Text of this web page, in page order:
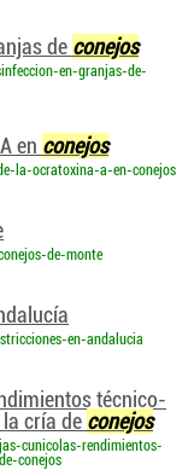
de conejos
en-granjas-de-
en conejos
la-ocratoxina-a-en-conejos
de-monte
en-andalucia
técnico-
cría de conejos
cunicolas-rendimientos-
conejos